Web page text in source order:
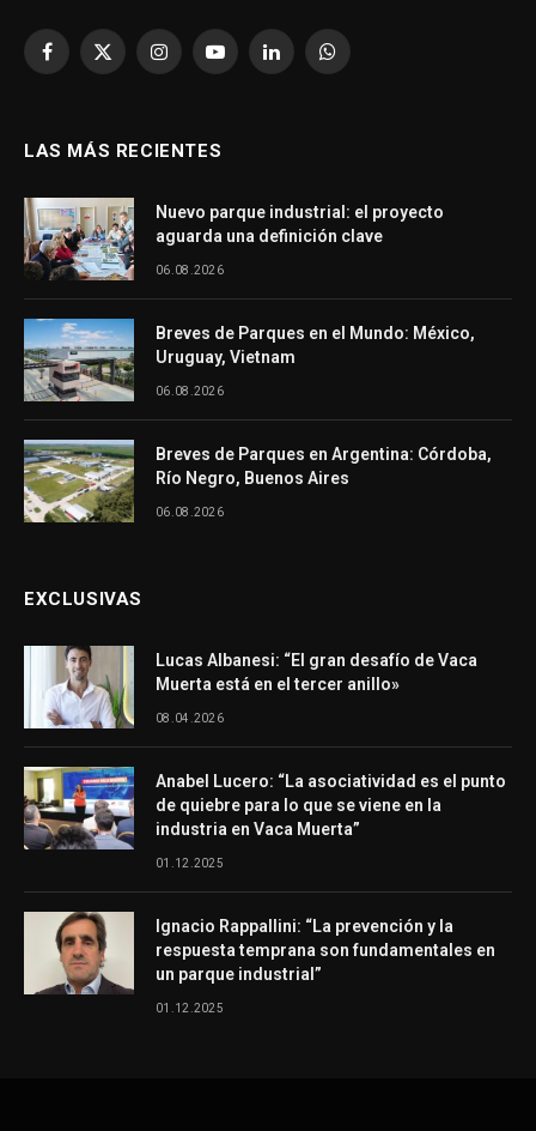
Facebook
X
InstagramYouTubeLinkedInWhatsApp
LAS MÁS RECIENTES
Nuevo parque industrial: el proyecto
aguarda una definición clave
06.08.2026
Breves de Parques en el Mundo: México,
Uruguay, Vietnam
06.08.2026
Breves de Parques en Argentina: Córdoba,
Río Negro, Buenos Aires
06.08.2026
EXCLUSIVAS
Lucas Albanesi: “El gran desafío de Vaca
Muerta está en el tercer anillo»
08.04.2026
Anabel Lucero: “La asociatividad es el punto
de quiebre para lo que se viene en la
industria en Vaca Muerta”
01.12.2025
Ignacio Rappallini: “La prevención y la
respuesta temprana son fundamentales en
un parque industrial”
01.12.2025